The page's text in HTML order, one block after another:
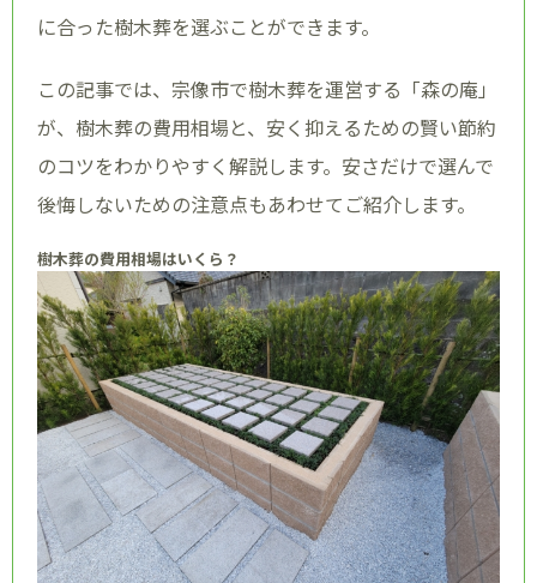
に合った樹木葬を選ぶことができます。
この記事では、宗像市で樹木葬を運営する「森の庵」
が、樹木葬の費用相場と、安く抑えるための賢い節約
のコツをわかりやすく解説します。安さだけで選んで
後悔しないための注意点もあわせてご紹介します。
樹木葬の費用相場はいくら？